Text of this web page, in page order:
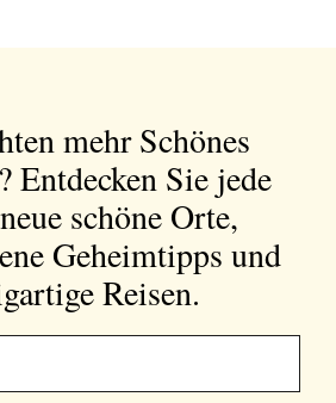
mehr Schönes
Entdecken Sie jede
schöne Orte,
Geheimtipps und
Reisen.